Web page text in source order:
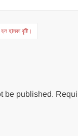
হালকা বৃষ্টি।
be published.